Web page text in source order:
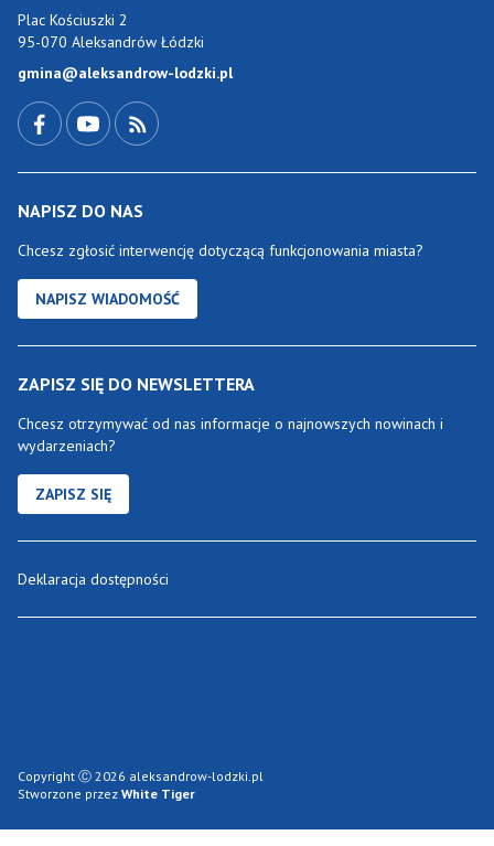
Plac Kościuszki 2
95-070 Aleksandrów Łódzki
gmina@aleksandrow-lodzki.pl
NAPISZ DO NAS
Chcesz zgłosić interwencję dotyczącą funkcjonowania miasta?
NAPISZ WIADOMOŚĆ
ZAPISZ SIĘ DO NEWSLETTERA
Chcesz otrzymywać od nas informacje o najnowszych nowinach i
wydarzeniach?
ZAPISZ SIĘ
Deklaracja dostępności
Copyright Ⓒ 2026 aleksandrow-lodzki.pl
Stworzone przez White Tiger